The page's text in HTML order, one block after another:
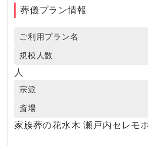
葬儀プラン情報
ご利用プラン名
規模人数
人
宗派
斎場
家族葬の花水木 瀬戸内セレモ